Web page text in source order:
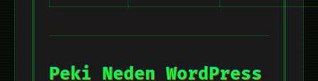
Peki Neden WordPress